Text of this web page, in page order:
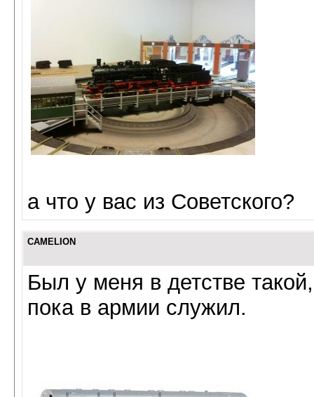
а что у вас из Советского?
CAMELION
Был у меня в детстве
пока в армии служил.